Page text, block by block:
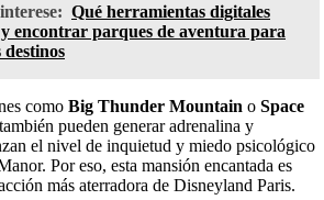
Qué herramientas digitales
encontrar parques de aventura para
destinos
como Big Thunder Mountain o Space
también pueden generar adrenalina y
el nivel de inquietud y miedo psicológico
Por eso, esta mansión encantada es
más aterradora de Disneyland Paris.